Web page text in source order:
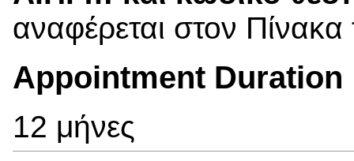
αναφέρεται στον
Appointment Duration
12 μήνες